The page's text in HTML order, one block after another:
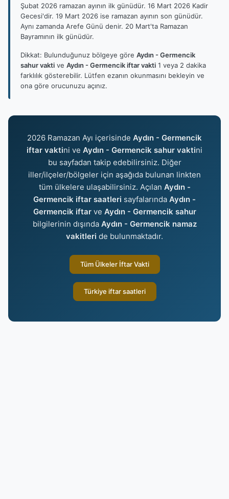
Şubat 2026 ramazan ayının ilk günüdür. 16 Mart 2026 Kadir
Gecesi'dir. 19 Mart 2026 ise ramazan ayının son günüdür.
Aynı zamanda Arefe Günü denir. 20 Mart'ta Ramazan
Bayramının ilk günüdür.
Dikkat: Bulunduğunuz bölgeye göre Aydın - Germencik
sahur vakti ve Aydın - Germencik iftar vakti 1 veya 2 dakika
farklılık gösterebilir. Lütfen ezanın okunmasını bekleyin ve
ona göre orucunuzu açınız.
2026 Ramazan Ayı içerisinde Aydın - Germencik
iftar vaktini ve Aydın - Germencik sahur vaktini
bu sayfadan takip edebilirsiniz. Diğer
iller/ilçeler/bölgeler için aşağıda bulunan linkten
tüm ülkelere ulaşabilirsiniz. Açılan Aydın -
Germencik iftar saatleri sayfalarında Aydın -
Germencik iftarve Aydın - Germencik sahur
bilgilerinin dışında Aydın - Germencik namaz
vakitleri de bulunmaktadır.
Tüm Ülkeler İftar Vakti
Türkiye iftar saatleri